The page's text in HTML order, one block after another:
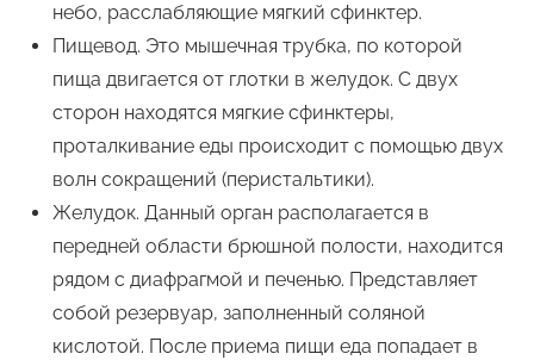
небо, расслабляющие мягкий сфинктер.
Пищевод. Это мышечная трубка, по которой
пища двигается от глотки в желудок. С двух
сторон находятся мягкие сфинктеры,
проталкивание еды происходит с помощью двух
волн сокращений (перистальтики).
Желудок. Данный орган располагается в
передней области брюшной полости, находится
рядом с диафрагмой и печенью. Представляет
собой резервуар, заполненный соляной
кислотой. После приема пищи еда попадает в